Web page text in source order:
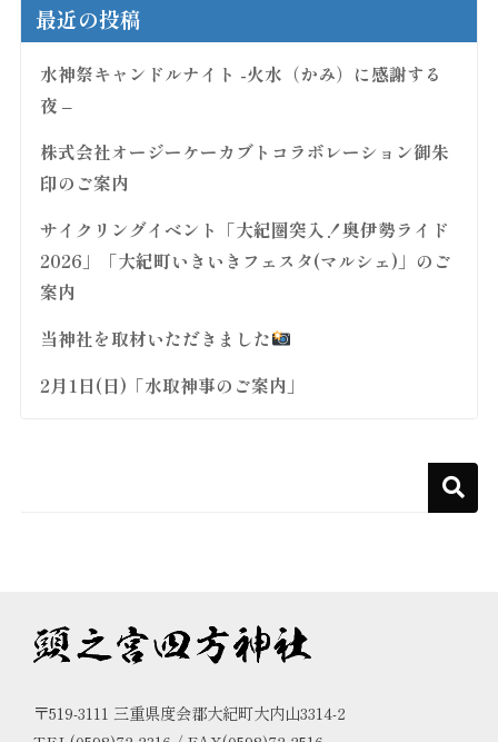
最近の投稿
水神祭キャンドルナイト -火水（かみ）に感謝する
夜 –
株式会社オージーケーカブトコラボレーション御朱
印のご案内
サイクリングイベント「大紀圏突入！奥伊勢ライド
2026」「大紀町いきいきフェスタ(マルシェ)」のご
案内
当神社を取材いただきました
2月1日(日)「水取神事のご案内」
〒519-3111 三重県度会郡大紀町大内山3314-2